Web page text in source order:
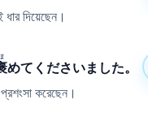
দিয়েছেন।
めてくださいました。
প্রশংসা করেছেন।